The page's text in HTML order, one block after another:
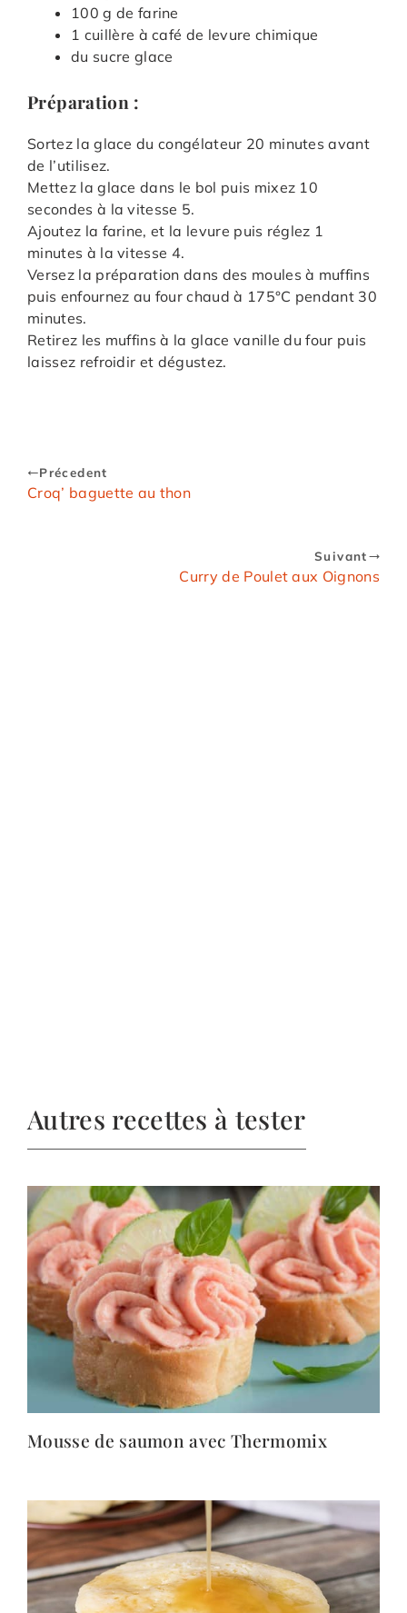
100 g de farine
1 cuillère à café de levure chimique
du sucre glace
Préparation :
Sortez la glace du congélateur 20 minutes avant
de l’utilisez.
Mettez la glace dans le bol puis mixez 10
secondes à la vitesse 5.
Ajoutez la farine, et la levure puis réglez 1
minutes à la vitesse 4.
Versez la préparation dans des moules à muffins
puis enfournez au four chaud à 175°C pendant 30
minutes.
Retirez les muffins à la glace vanille du four puis
laissez refroidir et dégustez.
Précedent
Croq’ baguette au thon
Suivant
Curry de Poulet aux Oignons
Autres recettes à tester
Mousse de saumon avec Thermomix